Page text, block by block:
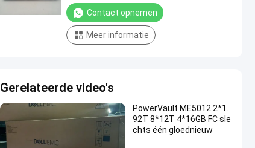
Contact opnemen
Meer informatie
Gerelateerde video's
PowerVault ME5012 2*1.
92T 8*12T 4*16GB FC sle
chts één gloednieuw